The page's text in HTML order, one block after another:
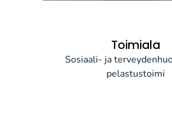
Toimiala
Sosiaali- ja
pelastustoimi